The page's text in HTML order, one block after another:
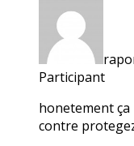
Participant
honetement ça
contre